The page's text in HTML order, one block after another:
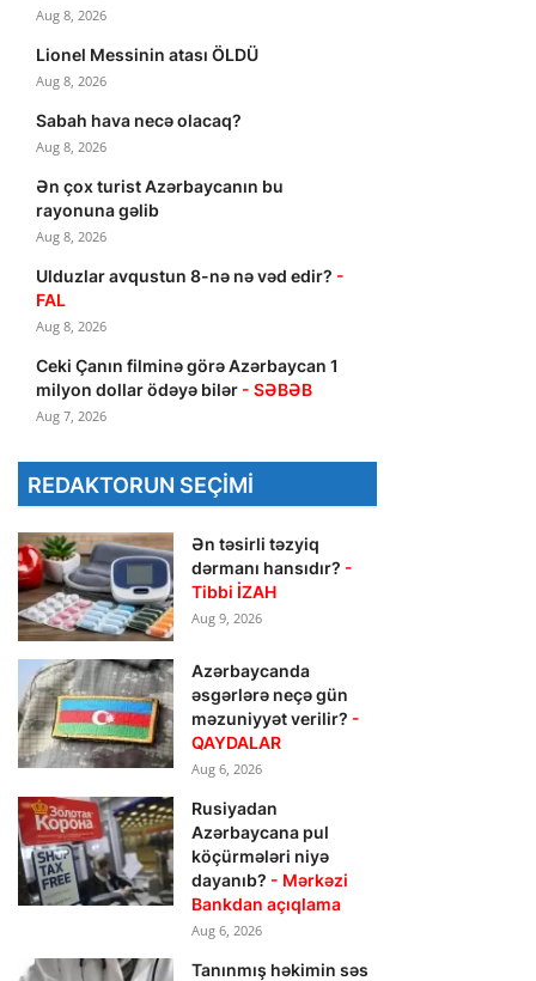
Aug 8, 2026
Lionel Messinin atası ÖLDÜ
Aug 8, 2026
Sabah hava necə olacaq?
Aug 8, 2026
Ən çox turist Azərbaycanın bu
rayonuna gəlib
Aug 8, 2026
Ulduzlar avqustun 8-nə nə vəd edir? -
FAL
Aug 8, 2026
Ceki Çanın filminə görə Azərbaycan 1
milyon dollar ödəyə bilər - SƏBƏB
Aug 7, 2026
REDAKTORUN SEÇIMI
Ən təsirli təzyiq
dərmanı hansıdır? -
Tibbi İZAH
Aug 9, 2026
Azərbaycanda
əsgərlərə neçə gün
məzuniyyət verilir? -
QAYDALAR
Aug 6, 2026
Rusiyadan
Azərbaycana pul
köçürmələri niyə
dayanıb? - Mərkəzi
Bankdan açıqlama
Aug 6, 2026
Tanınmış həkimin səs